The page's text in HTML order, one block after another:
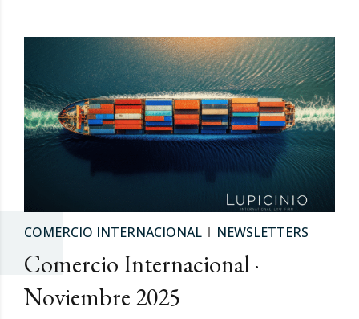
COMERCIO INTERNACIONAL NEWSLETTERS
Comercio Internacional ·
Noviembre 2025